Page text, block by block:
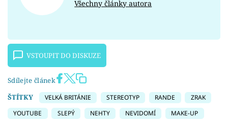
Všechny články autora
VSTOUPIT DO DISKUZE
Sdílejte článek
ŠTÍTKY
VELKÁ BRITÁNIE STEREOTYP RANDE
ZRAK
YOUTUBE
SLEPÝ NEHTY NEVIDOMÍ
MAKE-UP